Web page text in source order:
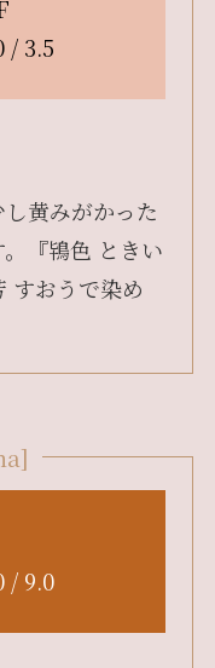
3.5
黄みがかった
『鴇色 ときい
すおうで染め
9.0